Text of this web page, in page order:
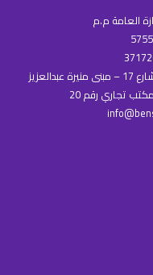
العامة م.م
العنوان: حولي – حولي قطعة 001 – شارع 17 – مبنى منيرة عبدالعزيز